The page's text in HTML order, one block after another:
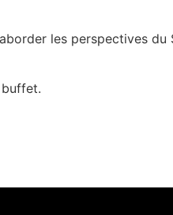
les perspectives